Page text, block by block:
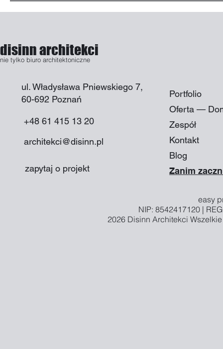
disinn architekci
nie tylko biuro architektoniczne
ul. Władysława Pniewskiego 7,
60-692 Poznań​
+48 61 415 13 20
architekci@disinn.pl
zapytaj o projekt
Portfolio
Oferta —
Zespół
Kontakt
Blog
Zanim
easy
NIP: 8542417120 |
2026 Disinn Architekci